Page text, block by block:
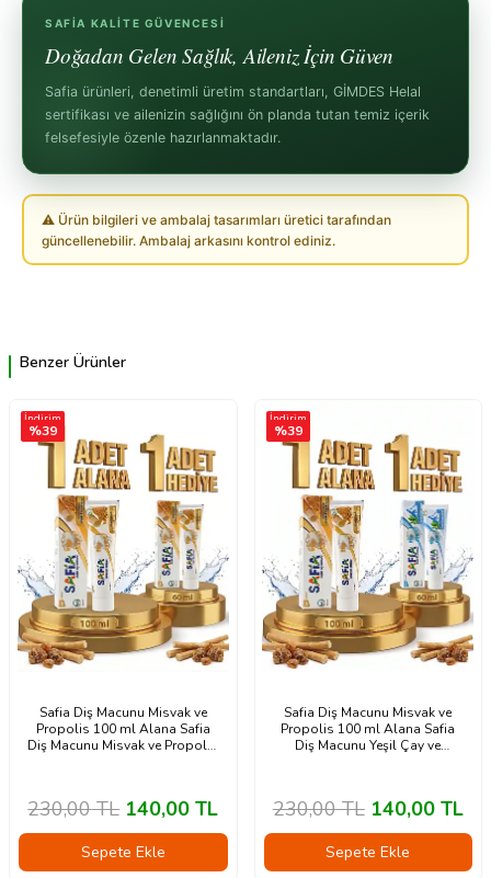
SAFIA KALITE GÜVENCESI
Doğadan Gelen Sağlık, Aileniz İçin Güven
Safia ürünleri, denetimli üretim standartları, GİMDES Helal
sertifikası ve ailenizin sağlığını ön planda tutan temiz içerik
felsefesiyle özenle hazırlanmaktadır.
⚠ Ürün bilgileri ve ambalaj tasarımları üretici tarafından
güncellenebilir. Ambalaj arkasını kontrol ediniz.
Benzer Ürünler
İndirim
%39
Safia Diş Macunu Misvak ve
Propolis 100 ml Alana Safia
Diş Macunu Misvak ve Propolis
230,00TL 140,00 TL
Sepete Ekle
İndirim
%39
Safia Diş Macunu Misvak ve
Propolis 100 ml Alana Safia
Diş Macunu Yeşil Çay ve
230,00TL 140,00TL
Sepete Ekle